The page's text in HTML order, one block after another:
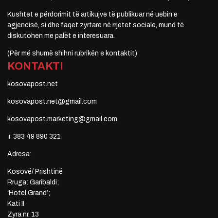
Kushtet e përdorimit të artikujve të publikuar në uebin e
agjencisë, si dhe faqet zyrtare në rrjetet sociale, mund të
diskutohen me palët e interesuara.
(Për më shumë shihni rubrikën e kontaktit)
KONTAKTI
kosovapost.net
kosovapost.net@gmail.com
kosovapost.marketing@gmail.com
+ 383 49 890 321
Adresa:
Kosovë/ Prishtinë
Rruga: Garibaldi;
‘Hotel Grand’;
Kati II
Zyra nr. 13